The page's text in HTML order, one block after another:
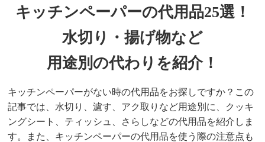
キッチンペーパーの代用品25選！
水切り・揚げ物など
用途別の代わりを紹介！
キッチンペーパーがない時の代用品をお探しですか？この
記事では、水切り、濾す、アク取りなど用途別に、クッキ
ングシート、ティッシュ、さらしなどの代用品を紹介しま
す。また、キッチンペーパーの代用品を使う際の注意点も